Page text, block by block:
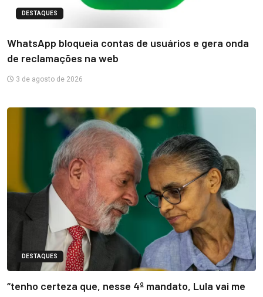
DESTAQUES
WhatsApp bloqueia contas de usuários e gera onda
de reclamações na web
3 de agosto de 2026
DESTAQUES
“tenho certeza que, nesse 4º mandato, Lula vai me